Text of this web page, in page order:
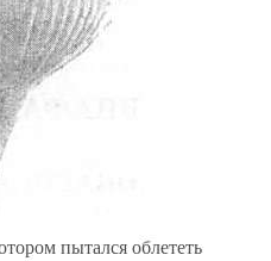
пытался облететь